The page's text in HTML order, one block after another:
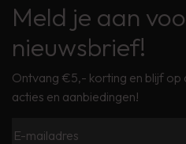
Meld je aan
nieuwsbrief!
Ontvang €5,- korting en blijf op
acties en aanbiedingen!